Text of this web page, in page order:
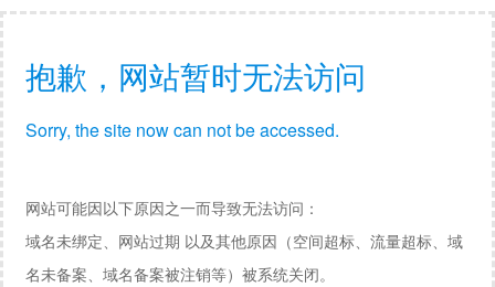
抱歉，网站暂时无法访问
Sorry, the site now can not be accessed.
网站可能因以下原因之一而导致无法访问：
域名未绑定、网站过期 以及其他原因（空间超标、流量超标、域
名未备案、域名备案被注销等）被系统关闭。